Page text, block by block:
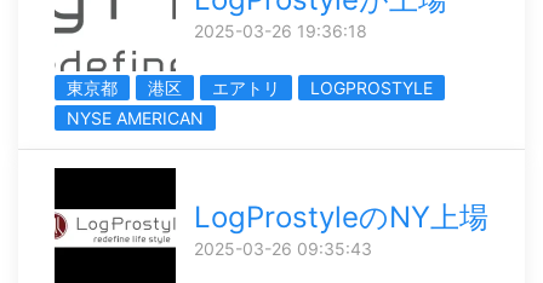
2025-03-26 19:36:18
東京都 港区 エアトリ
LOGPROSTYLE
NYSE AMERICAN
LogProstyleのNY上場
2025-03-26 09:35:43